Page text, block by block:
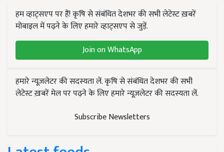
हम व्हाट्सएप पर हैं! कृषि से संबंधित देशभर की सभी लेटेस्ट ख़बरें
मोबाइल में पढ़ने के लिए हमारे व्हाट्सएप से जुड़ें.
Join on WhatsApp
हमारे न्यूज़लेटर की सदस्यता लें. कृषि से संबंधित देशभर की सभी
लेटेस्ट ख़बरें मेल पर पढ़ने के लिए हमारे न्यूज़लेटर की सदस्यता लें.
Subscribe Newsletters